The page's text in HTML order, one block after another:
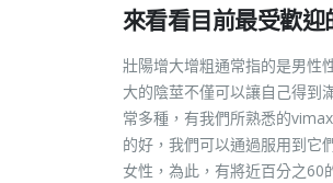
來看看目前最受歡
壯陽增大增粗通常指的是男性
大的陰莖不僅可以讓自己得到
常多種，有我們所熟悉的
的好，我們可以通過服用到它
女性，為此，有將近百分之60